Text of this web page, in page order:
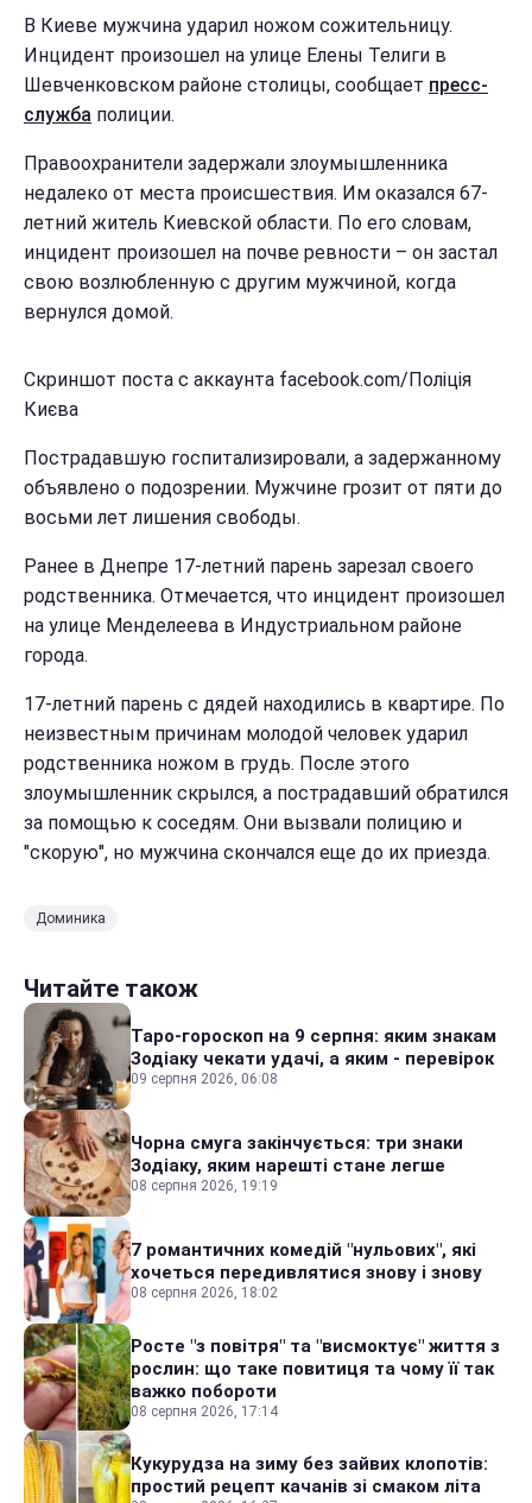
В Киеве мужчина ударил ножом сожительницу.
Инцидент произошел на улице Елены Телиги в
Шевченковском районе столицы, сообщает пресс-
служба полиции.
Правоохранители задержали злоумышленника
недалеко от места происшествия. Им оказался 67-
летний житель Киевской области. По его словам,
инцидент произошел на почве ревности – он застал
свою возлюбленную с другим мужчиной, когда
вернулся домой.
Скриншот поста с аккаунта facebook.com/Поліція
Києва
Пострадавшую госпитализировали, а задержанному
объявлено о подозрении. Мужчине грозит от пяти до
восьми лет лишения свободы.
Ранее в Днепре 17-летний парень зарезал своего
родственника. Отмечается, что инцидент произошел
на улице Менделеева в Индустриальном районе
города.
17-летний парень с дядей находились в квартире. По
неизвестным причинам молодой человек ударил
родственника ножом в грудь. После этого
злоумышленник скрылся, а пострадавший обратился
за помощью к соседям. Они вызвали полицию и
"скорую", но мужчина скончался еще до их приезда.
Доминика
Читайте також
Таро-гороскоп на 9 серпня: яким знакам
Зодіаку чекати удачі, а яким - перевірок
09 серпня 2026, 06:08
Чорна смуга закінчується: три знаки
Зодіаку, яким нарешті стане легше
08 серпня 2026, 19:19
7 романтичних комедій "нульових", які
хочеться передивлятися знову і знову
08 серпня 2026, 18:02
Росте "з повітря" та "висмоктує" життя з
рослин: що таке повитиця та чому її так
важко побороти
08 серпня 2026, 17:14
Кукурудза на зиму без зайвих клопотів:
простий рецепт качанів зі смаком літа